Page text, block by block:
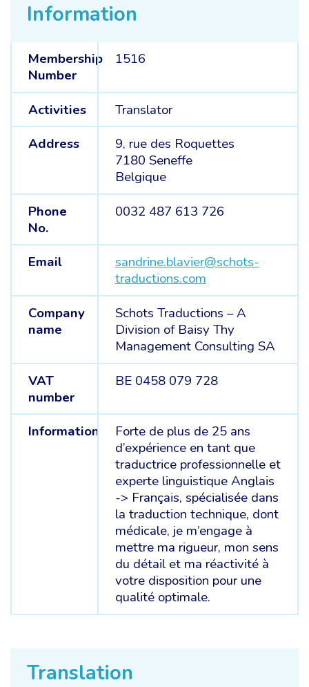
Information
Membership
Number
1516
Activities
Translator
Address
9, rue des Roquettes
7180 Seneffe
Belgique
Phone
No.
0032 487 613 726
Email
sandrine.blavier@schots-
traductions.com
Company
name
Schots Traductions – A
Division of Baisy Thy
Management Consulting SA
VAT
number
BE 0458 079 728
Information
Forte de plus de 25 ans
d’expérience en tant que
traductrice professionnelle et
experte linguistique Anglais
-> Français, spécialisée dans
la traduction technique, dont
médicale, je m’engage à
mettre ma rigueur, mon sens
du détail et ma réactivité à
votre disposition pour une
qualité optimale.
Translation